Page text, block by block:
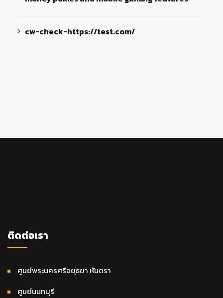
cw-check-https://test.com/
ติดต่อเรา
ศูนย์พระนครศรีอยุธยา หันตรา
ศูนย์นนทบุรี